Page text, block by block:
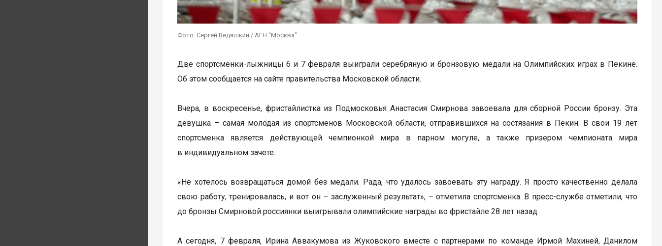
Фото: Сергей Ведяшкин / АГН "Москва"
Две спортсменки-лыжницы 6 и 7 февраля выиграли серебряную и бронзовую медали на Олимпийских играх в Пекине.
Об этом сообщается на сайте правительства Московской области.
Вчера, в воскресенье, фристайлистка из Подмосковья Анастасия Смирнова завоевала для сборной России бронзу. Эта
девушка – самая молодая из спортсменов Московской области, отправившихся на состязания в Пекин. В свои 19 лет
спортсменка является действующей чемпионкой мира в парном могуле, а также призером чемпионата мира
в индивидуальном зачете.
«Не хотелось возвращаться домой без медали. Рада, что удалось завоевать эту награду. Я просто качественно делала
свою работу, тренировалась, и вот он – заслуженный результат», – отметила спортсменка. В пресс-службе отметили, что
до бронзы Смирновой россиянки выигрывали олимпийские награды во фристайле 28 лет назад.
А сегодня, 7 февраля, Ирина Аввакумова из Жуковского вместе с партнерами по команде Ирмой Махиней, Данилом